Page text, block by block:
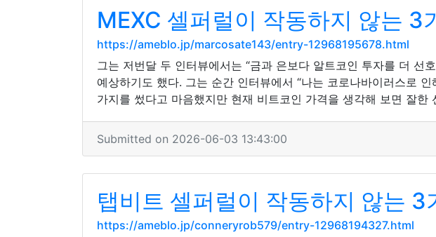
MEXC 셀퍼럴이 작동하지 않는 3
https://ameblo.jp/marcosate143/entry-12968195678.html
그는 저번달 두 인터뷰에서는 “금과 은보다 알트코인 투자를 더
예상하기도 했다. 그는 순간 인터뷰에서 “나는 코로나바이러스로
가지를 썼다고 마음했지만 현재 비트코인 가격을 생각해 보면 잘한
Submitted on 2026-06-03 13:43:00
탭비트 셀퍼럴이 작동하지 않는
https://ameblo.jp/conneryrob579/entry-12968194327.html